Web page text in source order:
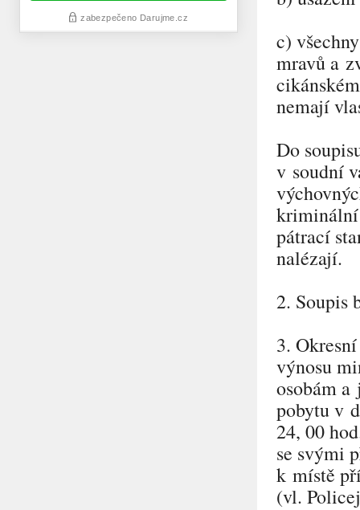
c)
mravů a
nemají
Do
v soudní
kriminální
pátrací
nalézají.
2. Soupis
3.
výnosu
osobám
pobytu v
24, 00
se svými
k místě
(vl.